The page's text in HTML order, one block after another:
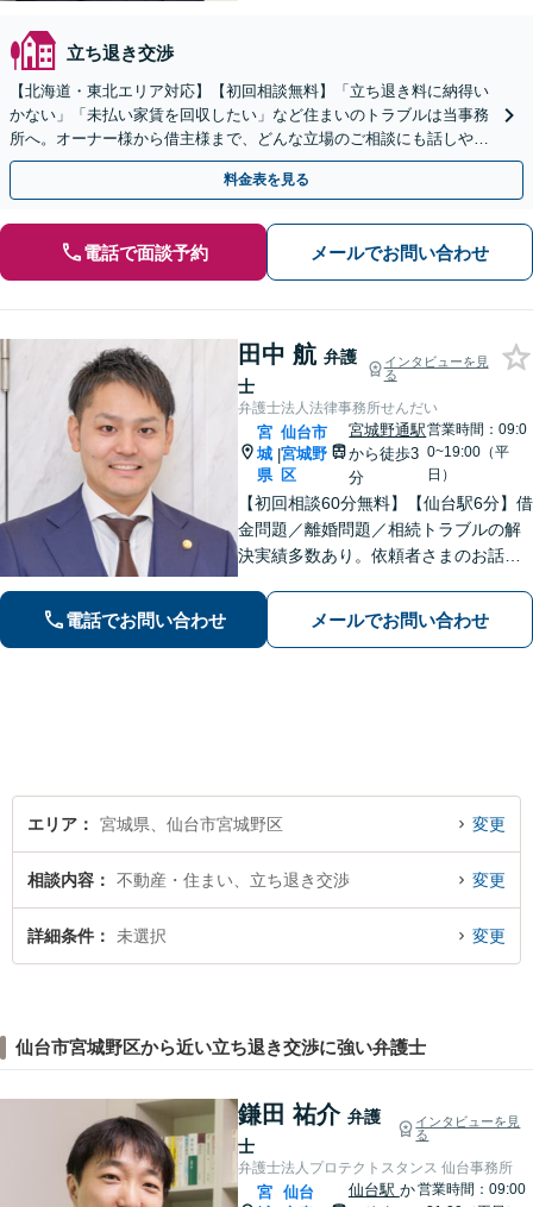
立ち退き交渉
【北海道・東北エリア対応】【初回相談無料】「立ち退き料に納得い
かない」「未払い家賃を回収したい」など住まいのトラブルは当事務
所へ。オーナー様から借主様まで、どんな立場のご相談にも話しやす
い弁護士が対応します。ＷＥＢ面談可。
料金表を見る
電話で面談予約 メールでお問い合わせ
田中 航 弁護
士
インタビューを見
る
弁護士法人法律事務所せんだい
宮
城
県
|
仙台市
宮城野
区
宮城野通駅
から徒歩3
分
営業時間：09:0
0~19:00（平
日）
【初回相談60分無料】【仙台駅6分】借
金問題／離婚問題／相続トラブルの解
決実績多数あり。依頼者さまのお話や
決まで対応・サポートします【土曜日
も営業】交通事故や刑事事件のご相談
電話でお問い合わせ メールでお問い合わせ
エリア 宮城県、仙台市宮城野区 変更
相談内容 不動産・住まい、立ち退き交渉 変更
詳細条件 未選択 変更
仙台市宮城野区から近い立ち退き交渉に強い弁護士
鎌田 祐介 弁護
士
インタビューを見
る
弁護士法人プロテクトスタンス 仙台事務所
宮
仙台
仙台駅 か営業時間：09:00